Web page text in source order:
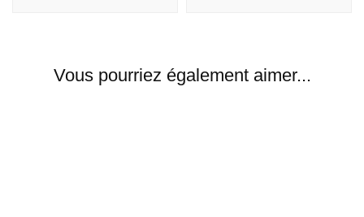
Vous pourriez également aimer...